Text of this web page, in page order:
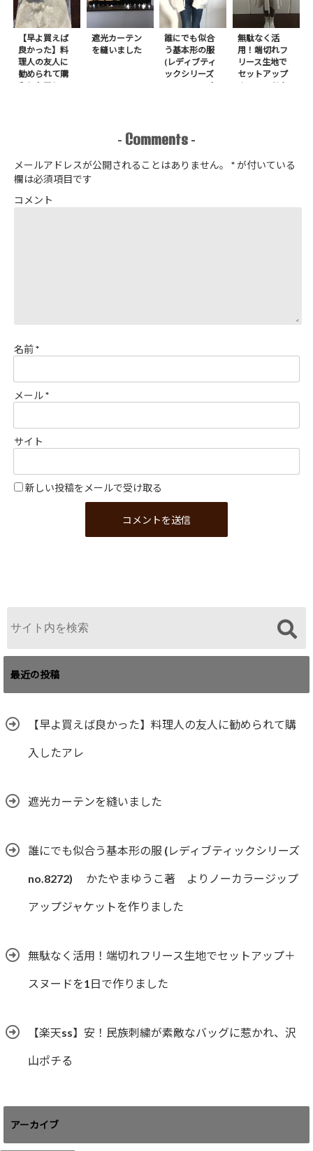
【早よ買えば
良かった】料
理人の友人に
勧められて購
入したアレ
遮光カーテン
を縫いました
誰にでも似合
う基本形の服
(レディブティ
ックシリーズ
no.8272) か
アップジャケ
ットを作りま
無駄なく活
用！端切れフ
リース生地で
セットアップ
＋スヌードを1
- Comments -
メールアドレスが公開されることはありません。 *が付いている
欄は必須項目です
コメント
名前*
メール*
サイト
新しい投稿をメールで受け取る
最近の投稿
【早よ買えば良かった】料理人の友人に勧められて購
入したアレ
遮光カーテンを縫いました
誰にでも似合う基本形の服 (レディブティックシリーズ
no.8272) かたやまゆうこ著 よりノーカラージップ
アップジャケットを作りました
無駄なく活用！端切れフリース生地でセットアップ＋
スヌードを1日で作りました
【楽天ss】安！民族刺繍が素敵なバッグに惹かれ、沢
山ポチる
アーカイブ